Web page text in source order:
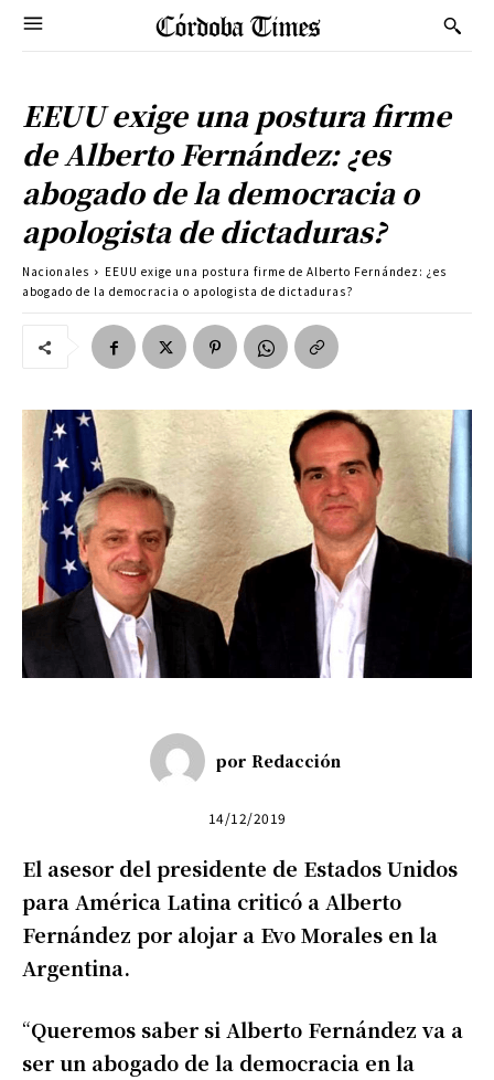
EEUU exige una postura firme
de Alberto Fernández: ¿es
abogado de la democracia o
apologista de dictaduras?
Nacionales
EEUU exige una postura firme de Alberto Fernández: ¿es
abogado de la democracia o apologista de dictaduras?
por Redacción
14/12/2019
El asesor del presidente de Estados Unidos
para América Latina criticó a Alberto
Fernández por alojar a Evo Morales en la
Argentina.
“Queremos saber si Alberto Fernández va a
ser un abogado de la democracia en la